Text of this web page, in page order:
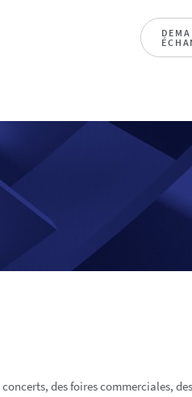
des foires commerciales,